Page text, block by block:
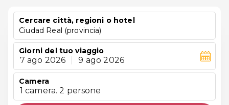
Cercare città, regioni o hotel
Ciudad Real (provincia)
Giorni del tuo viaggio
7 ago 2026 9 ago 2026
Camera
1 camera. 2 persone